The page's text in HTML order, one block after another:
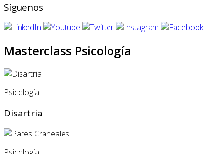
Síguenos
Masterclass Psicología
Psicología
Disartria
Psicología